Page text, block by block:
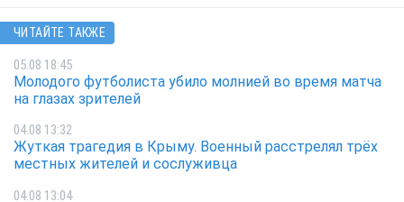
ЧИТАЙТЕ ТАКЖЕ
05.08 18:45
Молодого футболиста убило молнией во время матча
на глазах зрителей
04.08 13:32
Жуткая трагедия в Крыму. Военный расстрелял трёх
местных жителей и сослуживца
04.08 13:04